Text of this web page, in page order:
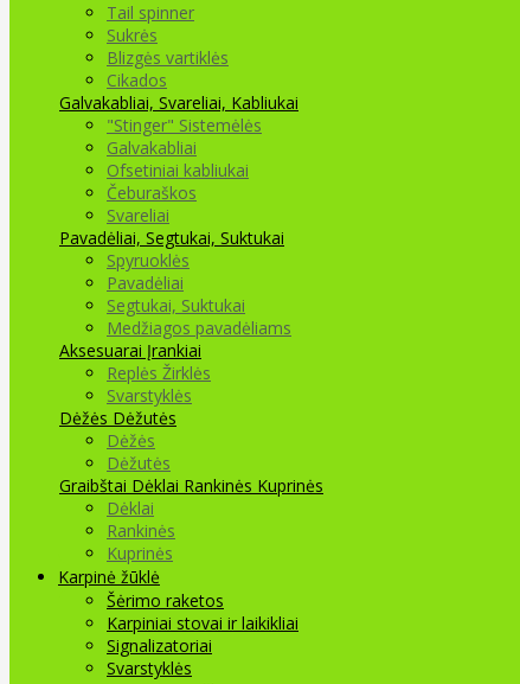
Tail spinner
Sukrės
Blizgės vartiklės
Cikados
Galvakabliai, Svareliai, Kabliukai
"Stinger" Sistemėlės
Galvakabliai
Ofsetiniai kabliukai
Čeburaškos
Svareliai
Pavadėliai, Segtukai, Suktukai
Spyruoklės
Pavadėliai
Segtukai, Suktukai
Medžiagos pavadėliams
Aksesuarai Įrankiai
Replės Žirklės
Svarstyklės
Dėžės Dėžutės
Dėžės
Dėžutės
Graibštai Dėklai Rankinės Kuprinės
Dėklai
Rankinės
Kuprinės
Karpinė žūklė
Šėrimo raketos
Karpiniai stovai ir laikikliai
Signalizatoriai
Svarstyklės